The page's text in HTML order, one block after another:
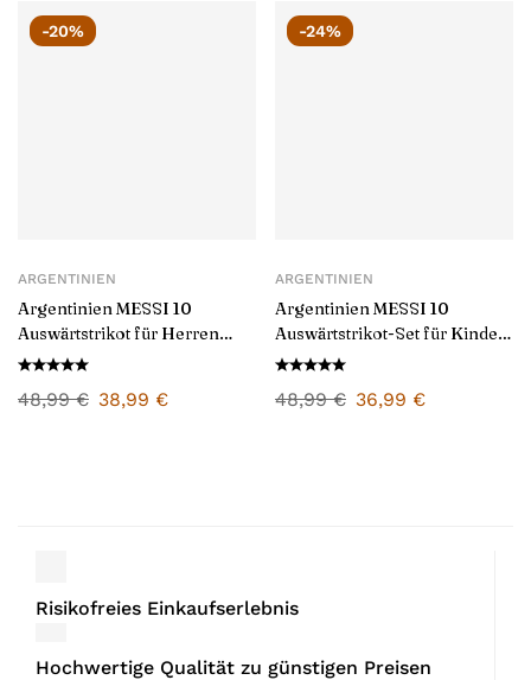
-20%
ARGENTINIEN
Argentinien MESSI 10
Auswärtstrikot für Herren
2026/27
48,99€ 38,99 €
-24%
ARGENTINIEN
Argentinien MESSI 10
Auswärtstrikot-Set für Kinder
2026/27
48,99€ 36,99 €
Risikofreies Einkaufserlebnis
Hochwertige Qualität zu günstigen Preisen